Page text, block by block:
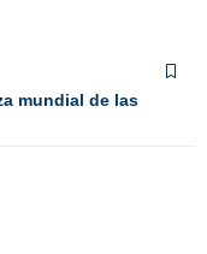
mundial de las